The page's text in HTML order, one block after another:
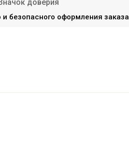
и безопасного оформления заказа